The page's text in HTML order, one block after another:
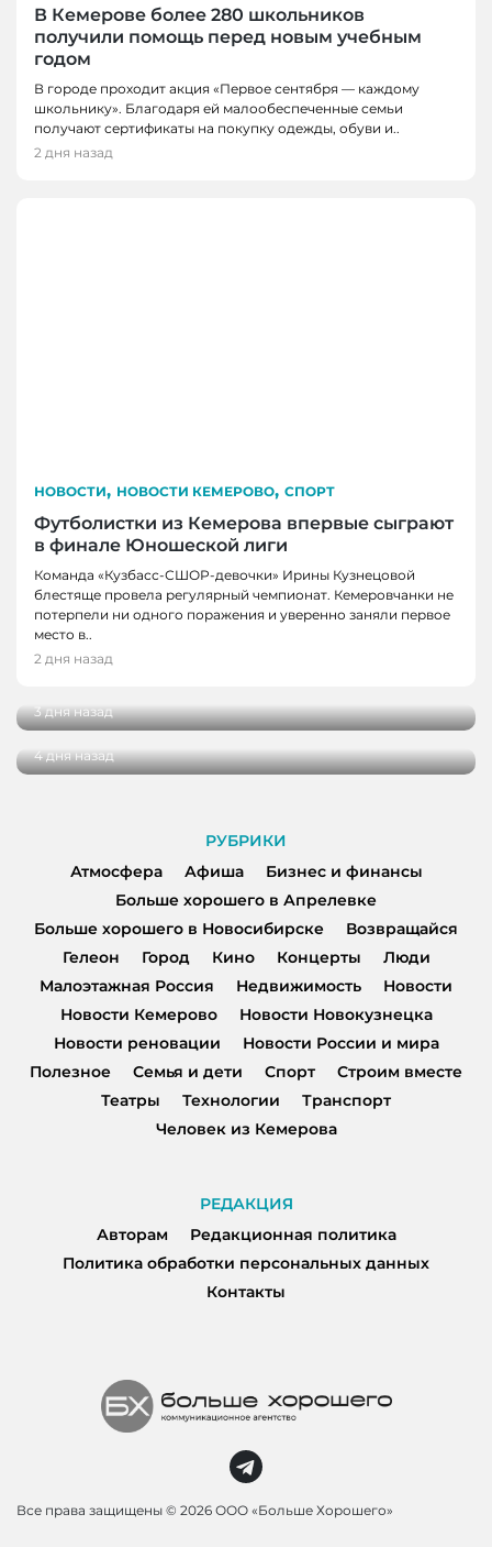
В Кемерове более 280 школьников
получили помощь перед новым учебным
годом
В городе проходит акция «Первое сентября — каждому
школьнику». Благодаря ей малообеспеченные семьи
получают сертификаты на покупку одежды, обуви и..
2 дня назад
НОВОСТИ, НОВОСТИ КЕМЕРОВО, СПОРТ
Футболистки из Кемерова впервые сыграют
в финале Юношеской лиги
Команда «Кузбасс-СШОР-девочки» Ирины Кузнецовой
блестяще провела регулярный чемпионат. Кемеровчанки не
потерпели ни одного поражения и уверенно заняли первое
место в..
2 дня назад
НОВОСТИ, НОВОСТИ КЕМЕРОВО
В Кемерове выбрали лучшую практику
3 дня назад
НОВОСТИ, НОВОСТИ КЕМЕРОВО, НОВОСТИ
НОВОКУЗНЕЦКА
проектов
4 дня назад
РУБРИКИ
Атмосфера
Афиша
Бизнес и финансы
Больше хорошего в Апрелевке
Больше хорошего в Новосибирске
Возвращайся
Гелеон
Город Кино Концерты
Люди
Малоэтажная Россия
Недвижимость
Новости
Новости Кемерово
Новости Новокузнецка
Новости реновации
Новости России и мира
Полезное
Семья и дети Спорт
Строим вместе
Театры
Технологии
Транспорт
Человек из Кемерова
РЕДАКЦИЯ
Авторам
Редакционная политика
Политика обработки персональных данных
Контакты
Все права защищены © 2026 ООО «Больше Хорошего»